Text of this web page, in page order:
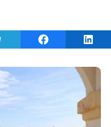
Share on TelegramShare on Facebook